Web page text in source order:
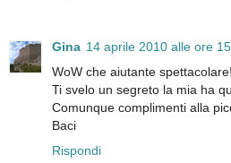
Gina 14 aprile 2010 alle ore
WoW che aiutante
Ti svelo un segreto la mia ha
Comunque complimenti alla
Baci
Rispondi